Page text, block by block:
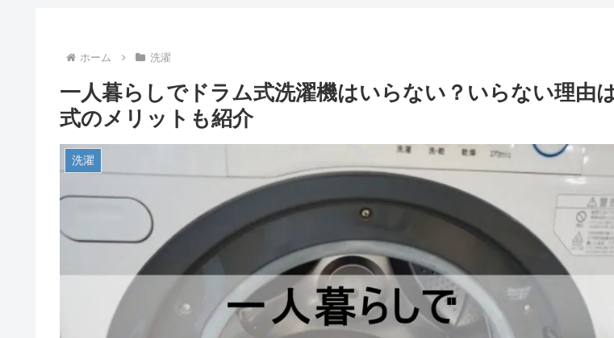
ホーム 洗濯
一人暮らしでドラム式洗濯機はいらない？いらない理由
式のメリットも紹介
洗濯